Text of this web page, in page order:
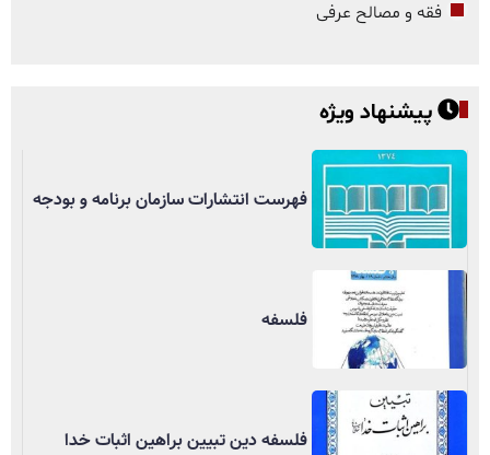
فقه و مصالح عرفی
پیشنهاد ویژه
فهرست انتشارات سازمان برنامه و بودجه
فلسفه
فلسفه دین تبیین براهین اثبات خدا